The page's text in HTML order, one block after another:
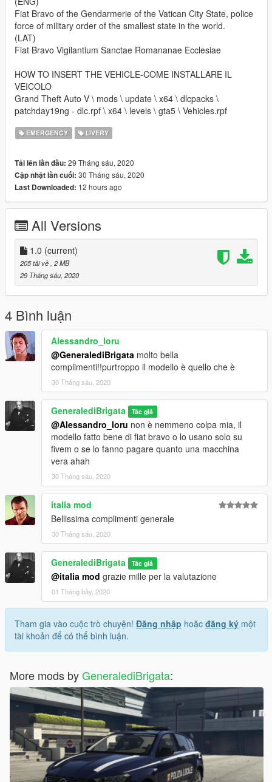
Fiat Bravo of the Gendarmerie of the Vatican City State, police
force of military order of the smallest state in the world.
(LAT)
Fiat Bravo Vigilantium Sanctae Romananae Ecclesiae
HOW TO INSERT THE VEHICLE-COME INSTALLARE IL
VEICOLO
Grand Theft Auto V \ mods \ update \ x64 \ dlcpacks \
patchday19ng - dlc.rpf \ x64 \ levels \ gta5 \ Vehicles.rpf
EMERGENCY LIVERY
Tải lên lần đầu: 29 Tháng sáu, 2020
Cập nhật lần cuối: 30 Tháng sáu, 2020
Last Downloaded: 12 hours ago
All Versions
1.0 (current)
205 tải về , 2 MB
29 Tháng sáu, 2020
4 Bình luận
Alessandro_loru
@GeneralediBrigata molto bella
complimenti!!purtroppo il modello è quello che è
30 Tháng sáu, 2020
GeneralediBrigata Tác giả
@Alessandro_loru non è nemmeno colpa mia, il
modello fatto bene di fiat bravo o lo usano solo su
fivem o se lo fanno pagare quanto una macchina
vera ahah
30 Tháng sáu, 2020
italia mod
Bellissima complimenti generale
30 Tháng sáu, 2020
GeneralediBrigata Tác giả
@italia mod grazie mille per la valutazione
01 Tháng bảy, 2020
Tham gia vào cuộc trò chuyện! Đăng nhập hoặc đăng ký một
tài khoản để có thể bình luận.
More mods byGeneralediBrigata: